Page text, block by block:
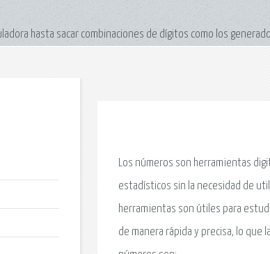
hasta sacar combinaciones de dígitos como los
Los números son herramientas
estadísticos sin la necesidad de
herramientas son útiles para
de manera rápida y precisa, lo que